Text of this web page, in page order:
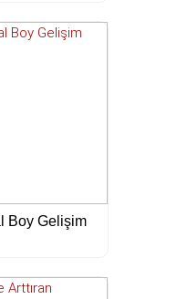
Boy Gelişim